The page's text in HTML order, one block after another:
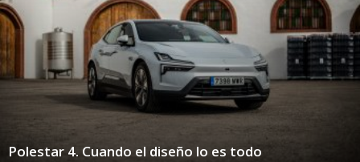
Polestar 4. Cuando el diseño lo es todo